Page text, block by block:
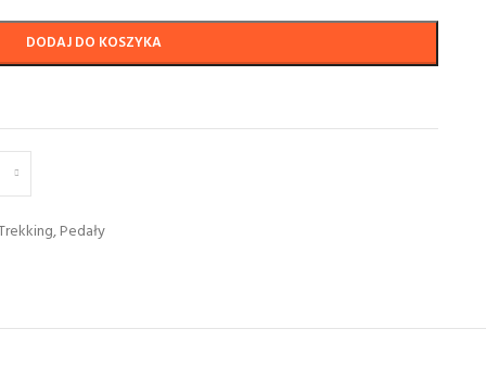
DODAJ DO KOSZYKA
,Pedały